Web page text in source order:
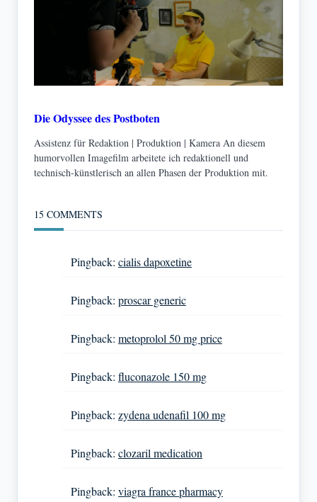
Die Odyssee des Postboten
Assistenz für Redaktion | Produktion | Kamera An diesem
humorvollen Imagefilm arbeitete ich redaktionell und
technisch-künstlerisch an allen Phasen der Produktion mit.
15 COMMENTS
Pingback: cialis dapoxetine
Pingback: proscar generic
Pingback: metoprolol 50 mg price
Pingback: fluconazole 150 mg
Pingback: zydena udenafil 100 mg
Pingback: clozaril medication
Pingback: viagra france pharmacy